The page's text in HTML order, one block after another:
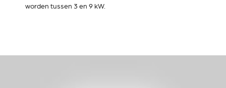
worden tussen 3 en 9 kW.